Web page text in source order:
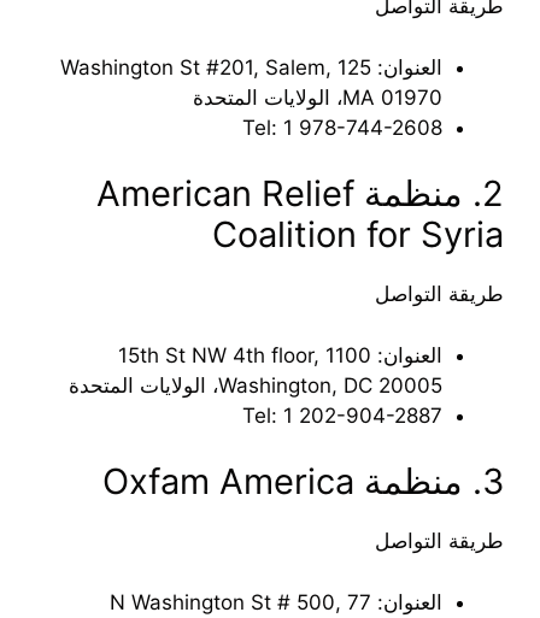
طريقة التواصل
العنوان: 125 Washington St #201, Salem,
MA 01970، الولايات المتحدة
Tel: ‪1 978-744-2608‬‏
2. منظمة American Relief
Coalition for Syria
طريقة التواصل
العنوان: 1100 15th St NW 4th floor,
Washington, DC 20005، الولايات المتحدة
Tel: ‪1 202-904-2887‬‏
3. منظمة Oxfam America
طريقة التواصل
العنوان: 77 N Washington St # 500,